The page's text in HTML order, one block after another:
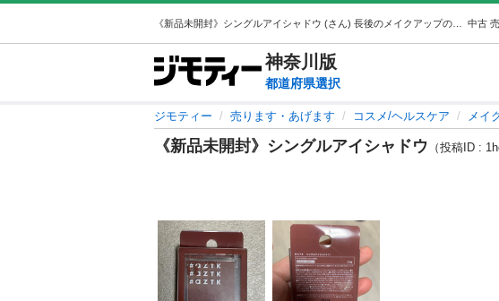
中古
神奈川 版
都道府県選択
ジモティー 売ります・あげます コスメ/ヘルスケア メイ
《新品未開封》シングルアイシャドウ （投稿ID :